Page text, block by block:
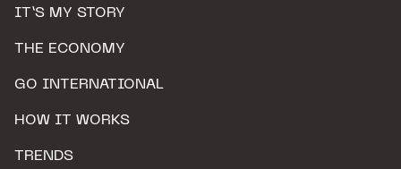
IT’S MY STORY
THE ECONOMY
GO INTERNATIONAL
HOW IT WORKS
TRENDS